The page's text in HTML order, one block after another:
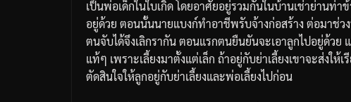
เป็นพ่อเด็กในใบเกิด โดยอาศัยอยู่รวมกันในบ้านเช่าย่านท่
อยู่ด้วย ตอนนั้นนายแบงก์ทำอาชีพรับจ้างก่อสร้าง ต่อมาช่
ตนจับได้จึงเลิกรากัน ตอนแรกตนยืนยันจะเอาลูกไปอยู่ด้วย
แท้ๆ เพราะเลี้ยงมาตั้งแต่เล็ก ถ้าอยู่กับย่าเลี้ยงเขาจะส่งใ
ตัดสินใจให้ลูกอยู่กับย่าเลี้ยงและพ่อเลี้ยงไปก่อน